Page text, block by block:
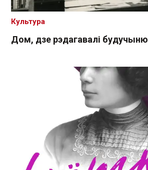
Дом, дзе рэдагавалі будучыню
Культура